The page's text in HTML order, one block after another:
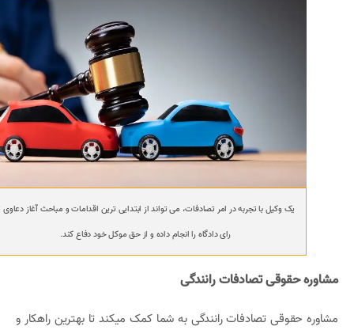
یک وکیل با تجربه در امر تصادفات، می تواند از ابتدایی ترین اقدامات و مباحث آغاز دعاوی
رای دادگاه را انجام داده و از حق موکل خود دفاع کند.
مشاوره حقوقی تصادفات رانندگی
مشاوره حقوقی تصادفات رانندگی به شما کمک میکند تا بهترین راهکار و